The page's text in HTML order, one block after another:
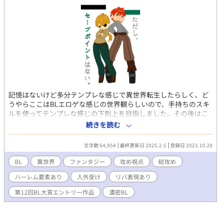
記憶はないけど多分テンプレな感じで異世界転生したらしく、ど
うやらここはBLエロゲな感じの世界観らしいので、手持ちのスキ
ルを使ってテンプレな感じの下剋上を目指しました。その後はこ
れもテンプレな感じで憧れのハーレムを作りたいと思います。 た
だし、セーブポイントはない。 溺愛攻め主人公×強気な魔法剣士
受け。あるいは気弱な獣人受け、生真面目な元騎士受け、人外受
け。基本的に主人公は攻めです。 表紙は現行のメインキャラ。ふ
んわりイメージですが増えたタイミングで表紙も増えたり変わっ
たりします。 最近ありがちなあれとかこれとか、全体的に節操の
ないR18とか、それからエログロナンセンスの同居を目指しまし
た。主題としてただただえっちいことが書きたかったというわけ
ではなくしっかりストーリーも作りたくなったので、所によって
続きを読む
文字数 64,954 最終更新日 2025.2.5 登録日 2023.10.28
BL 異世界 ファンタジー 攻め視点
総攻め
ハーレム要素あり
人外受け
リバ表現あり
第12回BL大賞エントリー作品
濃密BL